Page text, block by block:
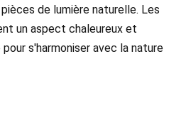
de lumière naturelle. Les
un aspect chaleureux et
s'harmoniser avec la nature